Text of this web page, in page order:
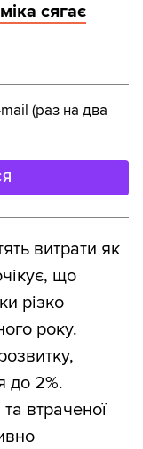
сягає
(раз на два
витрати як
що
різко
року.
до 2%.
втраченої